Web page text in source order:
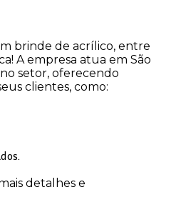
brinde de acrílico, entre
A empresa atua em São
setor, oferecendo
clientes, como:
detalhes e